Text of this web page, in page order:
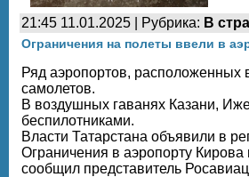
21:45 11.01.2025 | Рубрика: В
Ограничения на полеты ввели в
Ряд аэропортов, расположенных
самолетов.
В воздушных гаванях Казани,
беспилотниками.
Власти Татарстана объявили в
Ограничения в аэропорту
сообщил представитель